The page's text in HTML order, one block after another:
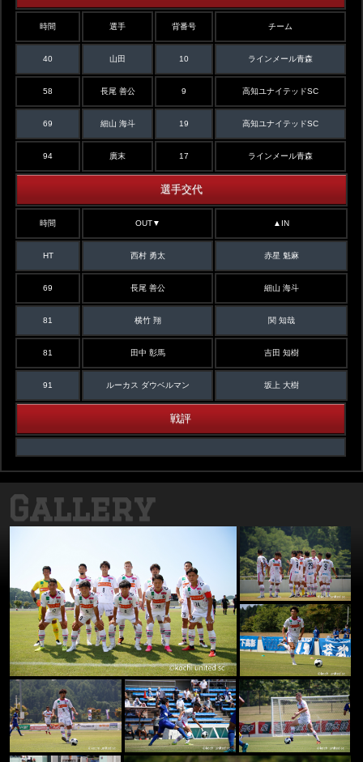
時間 選手 背番号 チーム
40 山田 10 ラインメール青森
58 長尾 善公 9 高知ユナイテッドSC
69 細山 海斗 19 高知ユナイテッドSC
94 廣末 17 ラインメール青森
選手交代
時間 OUT▼ ▲IN
HT 西村 勇太 赤星 魁麻
69 長尾 善公 細山 海斗
81 横竹 翔 関 知哉
81 田中 彰馬 吉田 知樹
91 ルーカス ダウベルマン 坂上 大樹
戦評
Gallery